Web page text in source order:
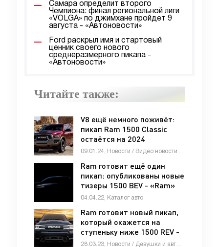
Самара определит второго
Чемпиона: финал региональной лиги
«VOLGA» по джимхане пройдет 9
августа - «Автоновости»
Ford раскрыл имя и стартовый
ценник своего нового
среднеразмерного пикапа -
«Автоновости»
Читайте также:
V8 ещё немного поживёт:
пикап Ram 1500 Classic
остаётся на 2024
модельный год -
Ram готовит ещё один
пикап: опубликованы новые
тизеры 1500 BEV - «Ram»
04.04.22, Каталог авто
Ram готовит новый пикап,
который окажется на
ступеньку ниже 1500 REV -
«Автоновости»